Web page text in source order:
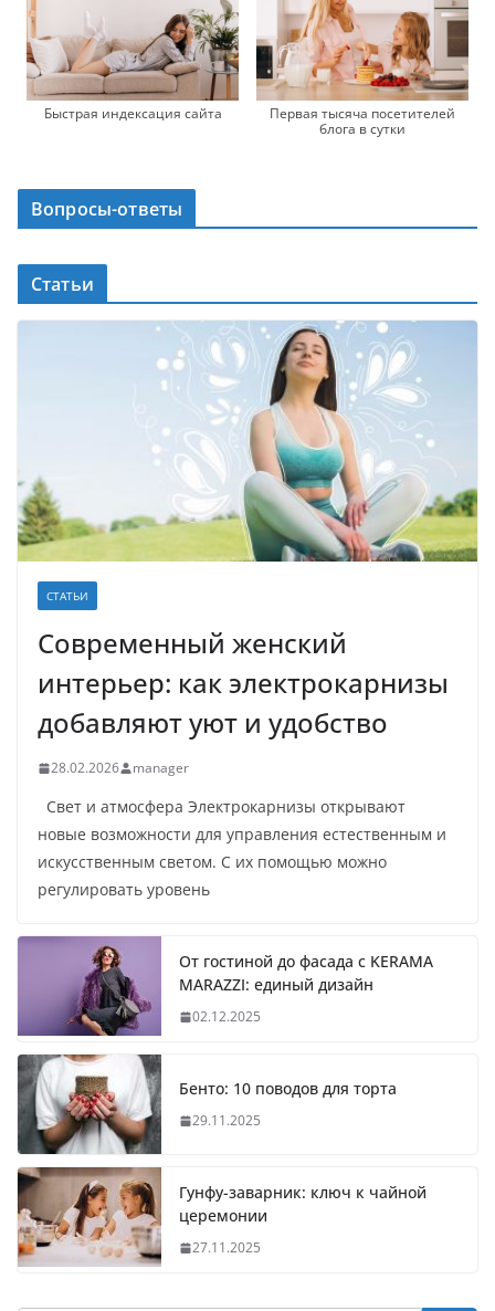
Быстрая индексация сайта
Первая тысяча посетителей
блога в сутки
Вопросы-ответы
Статьи
СТАТЬИ
Современный женский
интерьер: как электрокарнизы
добавляют уют и удобство
28.02.2026 manager
Свет и атмосфера Электрокарнизы открывают
новые возможности для управления естественным и
искусственным светом. С их помощью можно
регулировать уровень
От гостиной до фасада с KERAMA
MARAZZI: единый дизайн
02.12.2025
Бенто: 10 поводов для торта
29.11.2025
Гунфу-заварник: ключ к чайной
церемонии
27.11.2025